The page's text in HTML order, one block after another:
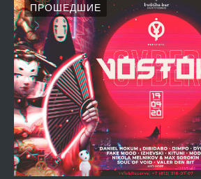
ПРОШЕДШИЕ